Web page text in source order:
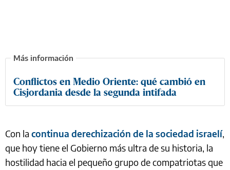
Conflictos en Medio Oriente: qué cambió en
Cisjordania desde la segunda intifada
Con la continua derechización de la sociedad israelí,
que hoy tiene el Gobierno más ultra de su historia, la
hostilidad hacia el pequeño grupo de compatriotas que